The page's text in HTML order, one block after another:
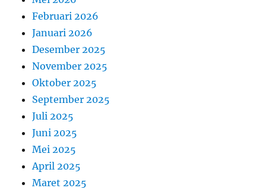
Februari 2026
Januari 2026
Desember 2025
November 2025
Oktober 2025
September 2025
Juli 2025
Juni 2025
Mei 2025
April 2025
Maret 2025